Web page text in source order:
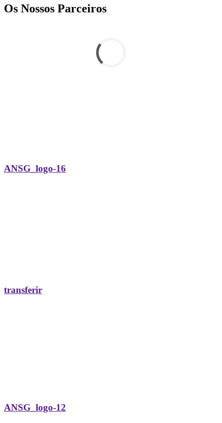
Os Nossos Parceiros
ANSG_logo-16
transferir
ANSG_logo-12